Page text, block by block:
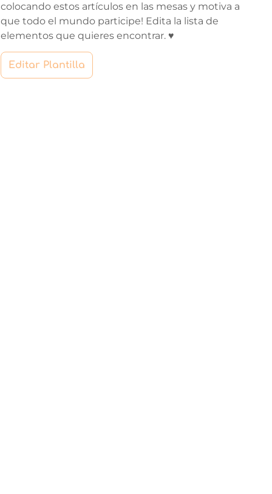
colocando estos artículos en las mesas y motiva a
que todo el mundo participe! Edita la lista de
elementos que quieres encontrar. ♥
Editar Plantilla